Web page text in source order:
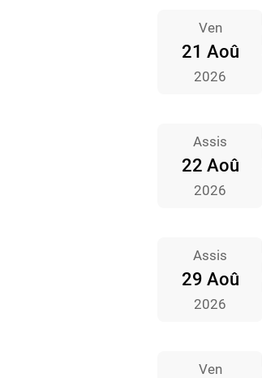
Ven
21 Aoû
2026
Assis
22 Aoû
2026
Assis
29 Aoû
2026
Ven